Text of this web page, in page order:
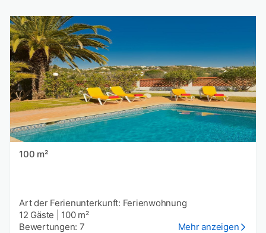
100 m²
Art der Ferienunterkunft: Ferienwohnung
12 Gäste
100 m²
Bewertungen: 7
Mehr anzeigen